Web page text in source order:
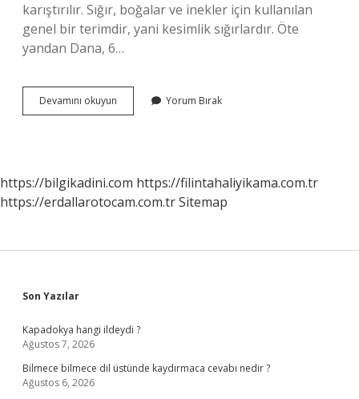
karıştırılır. Sığır, boğalar ve inekler için kullanılan
genel bir terimdir, yani kesimlik sığırlardır. Öte
yandan Dana, 6…
Devamını okuyun
Inek
Yorum Bırak
https://bilgikadini.com https://filintahaliyikama.com.tr
https://erdallarotocam.com.trSitemap
Sidebar
Son Yazılar
Kapadokya hangi ildeydi ?
Ağustos 7, 2026
Bilmece bilmece dil üstünde kaydırmaca cevabı nedir ?
Ağustos 6, 2026